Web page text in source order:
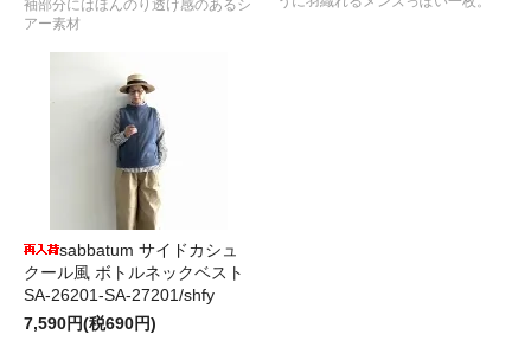
袖部分にはほんのり透け感のあるシ
アー素材
sabbatum サイドカシュ
クール風 ボトルネックベスト
SA-26201-SA-27201/shfy
7,590円(税690円)